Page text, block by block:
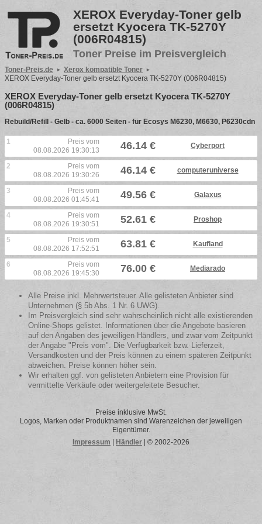
XEROX Everyday-Toner gelb
ersetzt Kyocera TK-5270Y
(006R04815)
Toner Preise im Preisvergleich
Toner-Preis.de
Xerox kompatible Toner
XEROX Everyday-Toner gelb ersetzt Kyocera TK-5270Y (006R04815)
XEROX Everyday-Toner gelb ersetzt Kyocera TK-5270Y
(006R04815)
Rebuild/Refill - Gelb - ca. 6000 Seiten - für Ecosys M6230, M6630, P6230cdn
1
Preis vom
08.08.2026 19:30:13
46.14 € Cyberport
2
Preis vom
08.08.2026 19:30:26
46.14 € computeruniverse
3
Preis vom
08.08.2026 01:45:41
49.56 € Galaxus
4
Preis vom
08.08.2026 19:30:51
52.61 € Proshop
5
Preis vom
08.08.2026 17:52:51
63.81 € Kaufland
6
Preis vom
08.08.2026 19:45:30
76.00 € Mediarado
Alle Preise inkl. Mehrwertsteuer. Alle gelisteten Anbieter sind
Unternehmen (§ 5b Abs. 1 Nr. 6 UWG).
Im Preisvergleich sind sehr wahrscheinlich nicht alle existierenden
Online-Shops gelistet. Informationen über die Angebote basieren
auf den Angaben des jeweiligen Händlers, und zwar vom Zeitpunkt
der Angabe "Preis vom". Die Verfügbarkeit bzw. Lieferzeit,
Versandkosten und der Preis können zu einem späteren Zeitpunkt
abweichen. Preise können höher sein.
Wir erhalten ggf. von gelisteten Anbietern eine Provision für
vermittelte Verkäufe oder weitergeleitete Besucher.
Preise inklusive MwSt.
Logos, Marken oder Produktnamen sind Warenzeichen der jeweiligen
Eigentümer.
Impressum
Händler | © 2002-2026